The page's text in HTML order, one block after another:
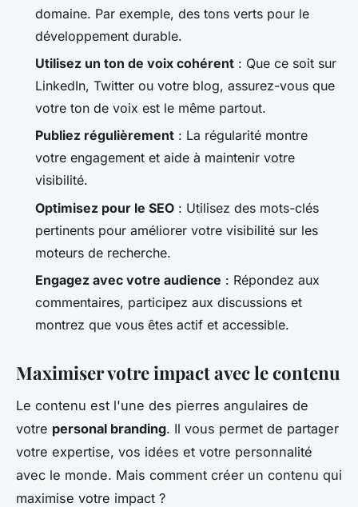
domaine. Par exemple, des tons verts pour le
développement durable.
Utilisez un ton de voix cohérent : Que ce soit sur
LinkedIn, Twitter ou votre blog, assurez-vous que
votre ton de voix est le même partout.
Publiez régulièrement : La régularité montre
votre engagement et aide à maintenir votre
visibilité.
Optimisez pour le SEO : Utilisez des mots-clés
pertinents pour améliorer votre visibilité sur les
moteurs de recherche.
Engagez avec votre audience : Répondez aux
commentaires, participez aux discussions et
montrez que vous êtes actif et accessible.
Maximiser votre impact avec le contenu
Le contenu est l'une des pierres angulaires de
votre personal branding. Il vous permet de partager
votre expertise, vos idées et votre personnalité
avec le monde. Mais comment créer un contenu qui
maximise votre impact ?